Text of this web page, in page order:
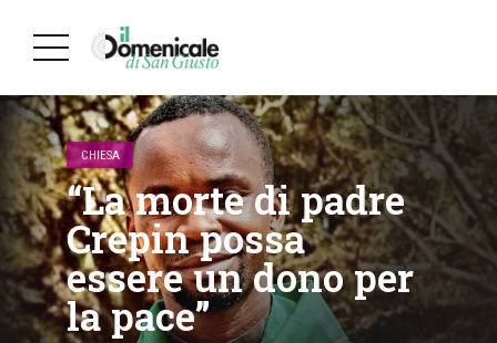
CHIESA
“La morte di padre
Crepin possa
essere un dono per
la pace”